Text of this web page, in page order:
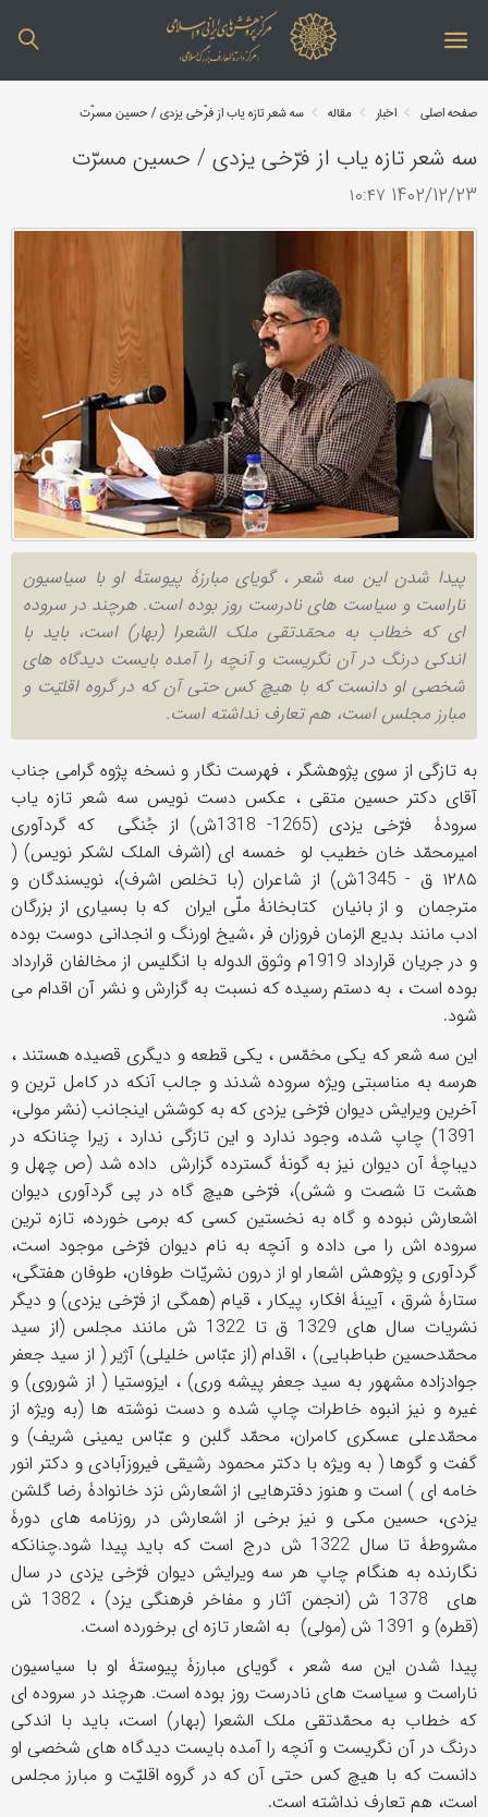
صفحه اصلی اخبار مقاله سه شعر تازه یاب از فرّخی یزدی / حسین مسرّت
سه شعر تازه یاب از فرّخی یزدی / حسین مسرّت
1402/12/23 ۱۰:۴۷
پیدا شدن این سه شعر ، گویای مبارزۀ پیوستۀ او با سیاسیون
ناراست و سیاست های نادرست روز بوده است. هرچند در سروده
ای که خطاب به محمّدتقی ملک الشعرا (بهار) است، باید با
اندکی درنگ در آن نگریست و آنچه را آمده بایست دیدگاه های
شخصی او دانست که با هیچ کس حتی آن که در گروه اقلیّت و
مبارز مجلس است، هم تعارف نداشته است.
به تازگی از سوی پژوهشگر ، فهرست نگار و نسخه پژوه گرامی جناب
آقای دکتر حسین متقی ، عکس دست نویس سه شعر تازه یاب
سرودۀ فرّخی یزدی (1265- 1318ش) از جُنگی که گردآوری
امیرمحمّد خان خطیب لو خمسه ای (اشرف الملک لشکر نویس)‏ (‏
۱۲۸۵ ق -‏ 1345ش) از شاعران (با تخلص اشرف)، نویسندگان و
مترجمان و از بانیان کتابخانۀ ملّی ایران که با بسیاری از بزرگان
ادب مانند بدیع الزمان فروزان فر ،شیخ اورنگ و انجدانی دوست بوده
و در جریان قرارداد 1919م وثوق الدوله با انگلیس از مخالفان قرارداد
بوده است ، به دستم رسیده که نسبت به گزارش و نشر آن اقدام می
شود.
این سه شعر که یکی مخمّس ، یکی قطعه و دیگری قصیده هستند ،
هرسه به مناسبتی ویژه سروده شدند و جالب آنکه در کامل ترین و
آخرین ویرایش دیوان فرّخی یزدی که به کوشش اینجانب (نشر مولی،
1391) چاپ شده، وجود ندارد و این تازگی ندارد ، زیرا چنانکه در
دیباچۀ آن دیوان نیز به گونۀ گسترده گزارش داده شد (ص چهل و
هشت تا شصت و شش)، فرّخی هیچ گاه در پی گردآوری دیوان
اشعارش نبوده و گاه به نخستین کسی که برمی خورده، تازه ترین
سروده اش را می داده و آنچه به نام دیوان فرّخی موجود است،
گردآوری و پژوهش اشعار او از درون نشریّات طوفان، طوفان هفتگی،
ستارۀ شرق ، آیینۀ افکار، پیکار ، قیام (همگی از فرّخی یزدی) و دیگر
نشریات سال های 1329 ق تا 1322 ش مانند مجلس (از سید
محمّدحسین طباطبایی) ، اقدام (از عبّاس خلیلی) آژیر ( از سید جعفر
جوادزاده مشهور به سید جعفر پیشه ‌وری) ، ایزوستیا ( از شوروی) و
غیره و نیز انبوه خاطرات چاپ شده و دست نوشته ها (به ویژه از
محمّدعلی عسکری کامران، محمّد گلبن و عبّاس یمینی شریف) و
گفت و گوها ( به ویژه با دکتر محمود رشیقی فیروزآبادی و دکتر انور
خامه ای ) است و هنوز دفترهایی از اشعارش نزد خانوادۀ رضا گلشن
یزدی، حسین مکی و نیز برخی از اشعارش در روزنامه های دورۀ
مشروطۀ تا سال 1322 ش درج است که باید پیدا شود.چنانکه
نگارنده به هنگام چاپ هر سه ویرایش دیوان فرّخی یزدی در سال
های 1378 ش (انجمن آثار و مفاخر فرهنگی یزد) ، 1382 ش
(قطره) و 1391 ش (مولی) به اشعار تازه ای برخورده است.
پیدا شدن این سه شعر ، گویای مبارزۀ پیوستۀ او با سیاسیون
ناراست و سیاست های نادرست روز بوده است. هرچند در سروده ای
که خطاب به محمّدتقی ملک الشعرا (بهار) است، باید با اندکی
درنگ در آن نگریست و آنچه را آمده بایست دیدگاه های شخصی او
دانست که با هیچ کس حتی آن که در گروه اقلیّت و مبارز مجلس
است، هم تعارف نداشته است.